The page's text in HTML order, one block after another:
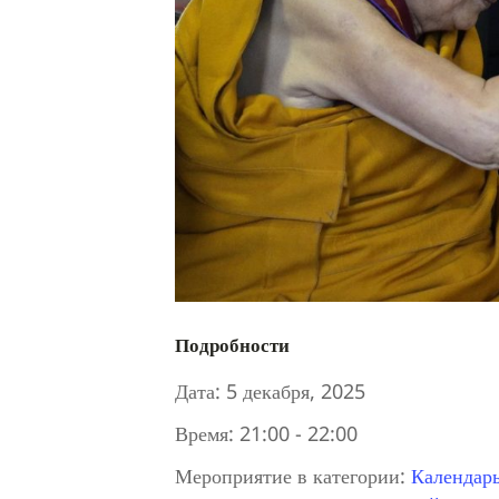
Подробности
Дата: 5 декабря, 2025
Время: 21:00 - 22:00
Мероприятие в категории: